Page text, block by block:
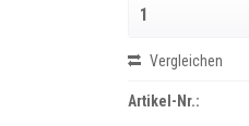
Vergleichen
Artikel-Nr.: